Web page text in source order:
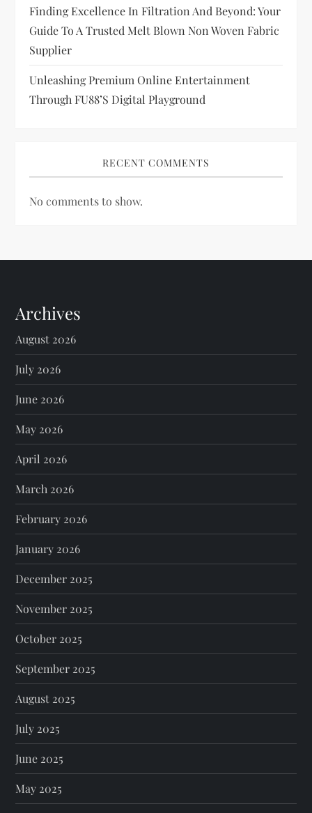
Finding Excellence In Filtration And Beyond: Your
Guide To A Trusted Melt Blown Non Woven Fabric
Supplier
Unleashing Premium Online Entertainment
Through FU88’s Digital Playground
RECENT COMMENTS
No comments to show.
Archives
August 2026
July 2026
June 2026
May 2026
April 2026
March 2026
February 2026
January 2026
December 2025
November 2025
October 2025
September 2025
August 2025
July 2025
June 2025
May 2025